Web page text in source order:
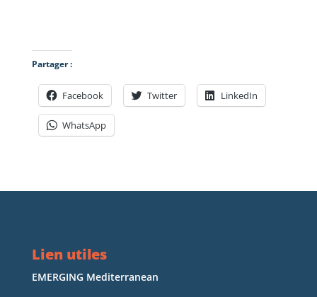
Partager :
Facebook Twitter LinkedIn
WhatsApp
Lien utiles
EMERGING Mediterranean